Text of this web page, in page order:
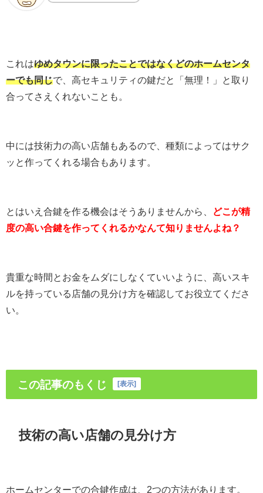
これはゆめタウンに限ったことではなくどのホームセンタ
ーでも同じで、高セキュリティの鍵だと「無理！」と取り
合ってさえくれないことも。
中には技術力の高い店舗もあるので、種類によってはサク
ッと作ってくれる場合もあります。
とはいえ合鍵を作る機会はそうありませんから、
どこが精
度の高い合鍵を作ってくれるかなんて知りませんよね？
貴重な時間とお金をムダにしなくていいように、高いスキ
ルを持っている店舗の見分け方を確認してお役立てくださ
い。
この記事のもくじ [表示]
技術の高い店舗の見分け方
ホームセンターでの合鍵作成は、2つの方法があります。